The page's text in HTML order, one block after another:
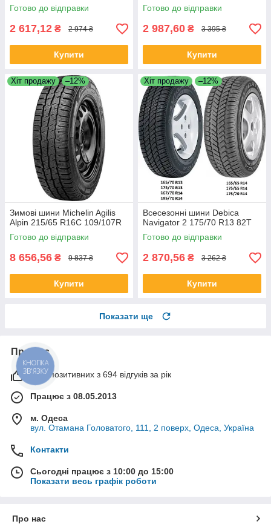
Готово до відправки
2 617,12 ₴ 2 974 ₴
Купити
Готово до відправки
2 987,60 ₴ 3 395 ₴
Купити
Хіт продажу –12%
Зимові шини Michelin Agilis
Alpin 215/65 R16C 109/107R
Готово до відправки
8 656,56 ₴ 9 837 ₴
Купити
Хіт продажу –12%
Всесезонні шини Debica
Navigator 2 175/70 R13 82T
Готово до відправки
2 870,56 ₴ 3 262 ₴
Купити
Показати ще
Про нас
99% позитивних з 694 відгуків за рік
Працює з 08.05.2013
м. Одеса
вул. Отамана Головатого, 111, 2 поверх, Одеса, Україна
Контакти
Сьогодні працює з 10:00 до 15:00
Показати весь графік роботи
Про нас
КНОПКА
ЗВ'ЯЗКУ